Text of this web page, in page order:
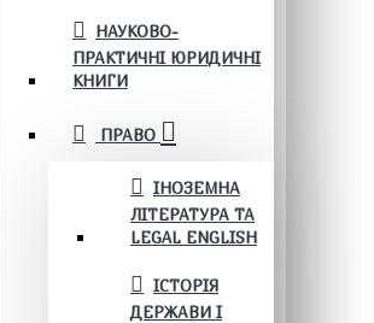
НАУКОВО-
ПРАКТИЧНІ ЮРИДИЧНІ
КНИГИ
ПРАВО
ІНОЗЕМНА
ЛІТЕРАТУРА ТА
LEGAL ENGLISH
ІСТОРІЯ
ДЕРЖАВИ І